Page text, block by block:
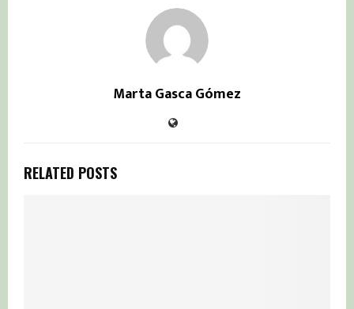
Marta Gasca Gómez
RELATED POSTS